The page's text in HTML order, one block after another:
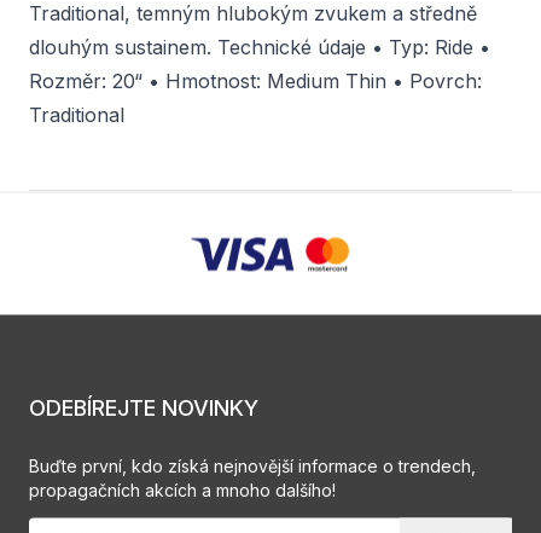
Traditional, temným hlubokým zvukem a středně
dlouhým sustainem. Technické údaje • Typ: Ride •
Rozměr: 20“ • Hmotnost: Medium Thin • Povrch:
Traditional
ODEBÍREJTE NOVINKY
Buďte první, kdo získá nejnovější informace o trendech,
propagačních akcích a mnoho dalšího!